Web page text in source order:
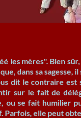
les mères". Bien
dans sa sagesse,
dit le contraire est
sur le fait de
ou se fait humilier
Parfois, elle peut